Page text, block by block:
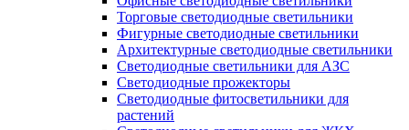
Торговые светодиодные светильники
Фигурные светодиодные светильники
Архитектурные светодиодные светильники
Светодиодные светильники для АЗС
Светодиодные прожекторы
Светодиодные фитосветильники для
растений